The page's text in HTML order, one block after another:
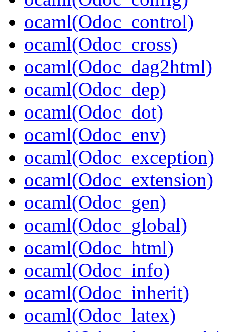
ocaml(Odoc_control)
ocaml(Odoc_cross)
ocaml(Odoc_dag2html)
ocaml(Odoc_dep)
ocaml(Odoc_dot)
ocaml(Odoc_env)
ocaml(Odoc_exception)
ocaml(Odoc_extension)
ocaml(Odoc_gen)
ocaml(Odoc_global)
ocaml(Odoc_html)
ocaml(Odoc_info)
ocaml(Odoc_inherit)
ocaml(Odoc_latex)